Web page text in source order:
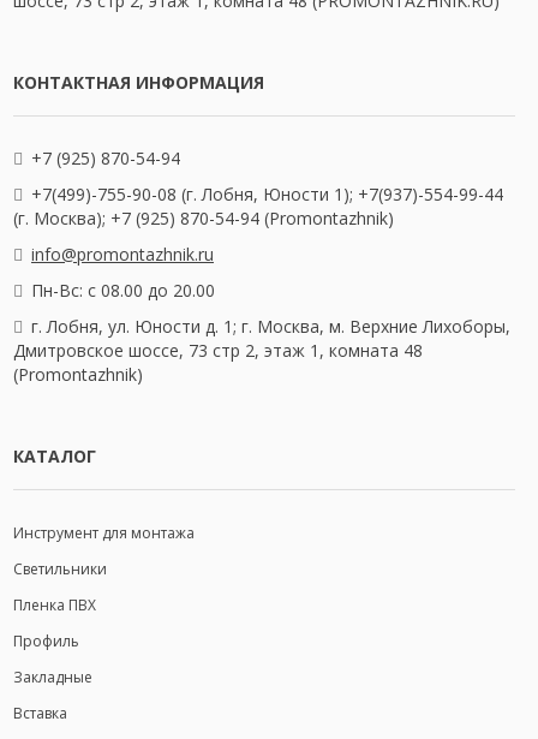
КОНТАКТНАЯ ИНФОРМАЦИЯ
+7 (925) 870-54-94
+7(499)-755-90-08 (г. Лобня, Юности 1); +7(937)-554-99-44
(г. Москва); +7 (925) 870-54-94 (Promontazhnik)
info@promontazhnik.ru
Пн-Вс: с 08.00 до 20.00
г. Лобня, ул. Юности д. 1; г. Москва, м. Верхние Лихоборы,
Дмитровское шоссе, 73 стр 2, этаж 1, комната 48
(Promontazhnik)
КАТАЛОГ
Инструмент для монтажа
Светильники
Пленка ПВХ
Профиль
Закладные
Вставка